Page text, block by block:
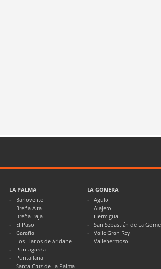
LA PALMA
Barlovento
Breña Alta
Breña Baja
El Paso
Garafía
Los Llanos de Aridane
Puntagorda
Puntallana
Santa Cruz de La Palma
LA GOMERA
Agulo
Alajero
Hermigua
San Sebastián de La
Valle Gran Rey
Vallehermoso